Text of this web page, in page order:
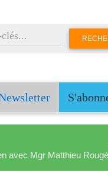
avec Mgr Matthieu Rougé